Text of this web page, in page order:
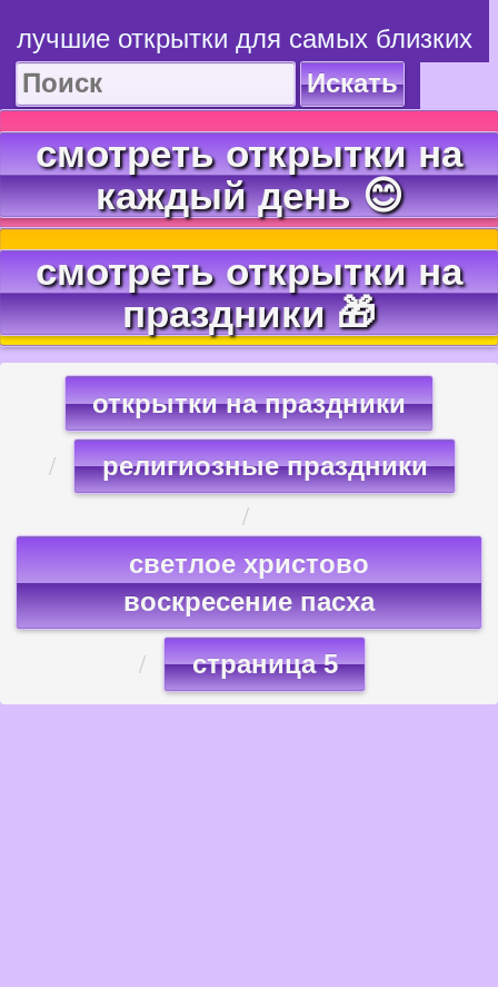
лучшие открытки для самых близких
Искать
смотреть открытки на
каждый день 😊
смотреть открытки на
праздники 🎁
открытки на праздники
религиозные праздники
светлое христово
воскресение пасха
страница 5